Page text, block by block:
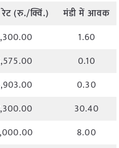
रेट(रु./क्विं.) मंडी में आवक
1.60
0.10
0.30
30.40
8.00